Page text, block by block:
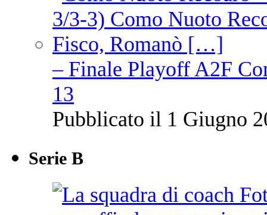
– Finale Playoff A2F
13
Pubblicato il 1 Giugno
Serie B